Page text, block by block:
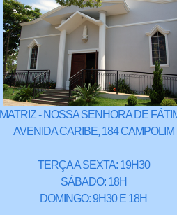
MATRIZ - NOSSA SENHORA DE
AVENIDA CARIBE, 184 CAMPOLIM
TERÇA A SEXTA: 19H30
SÁBADO: 18H
DOMINGO: 9H30 E 18H